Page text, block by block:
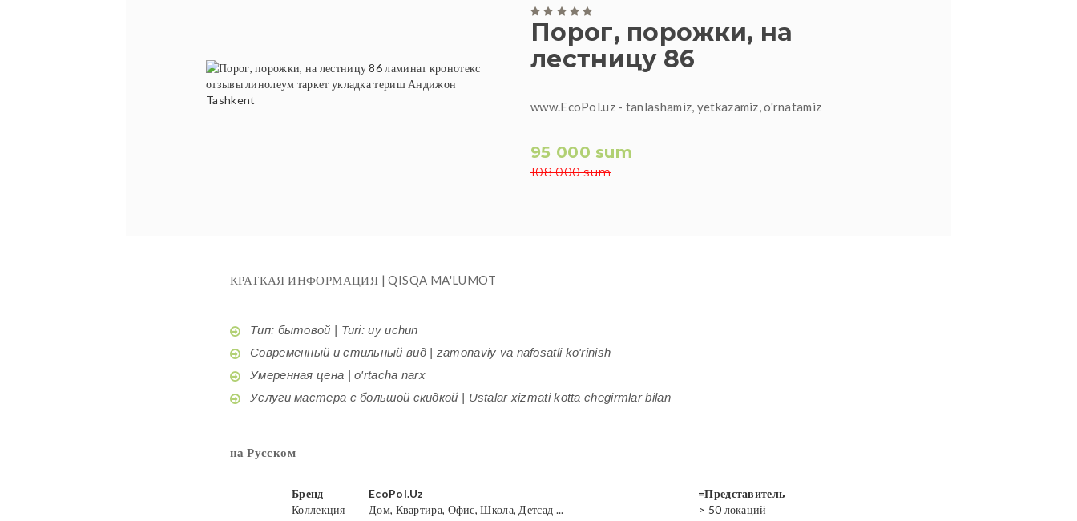
Порог, порожки, на
лестницу 86
www.EcoPol.uz - tanlashamiz, yetkazamiz, o'rnatamiz
95 000 sum
108 000 sum
КРАТКАЯ ИНФОРМАЦИЯ | QISQA MA'LUMOT
Тип: бытовой | Turi: uy uchun
Современный и стильный вид | zamonaviy va nafosatli ko'rinish
Умеренная цена | o'rtacha narx
Услуги мастера с большой скидкой | Ustalar xizmati kotta chegirmlar bilan
на Русском
Бренд EcoPol.Uz
=Представитель
Коллекция
Дом, Квартира, Офис, Школа, Детсад ...
> 50 локаций